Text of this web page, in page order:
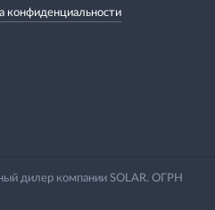
конфиденциальности
дилер компании SOLAR. ОГРН